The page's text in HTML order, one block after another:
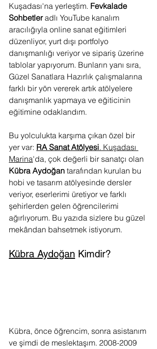
Kuşadası'na yerleştim. Fevkalade
Sohbetler adlı YouTube kanalım
aracılığıyla online sanat eğitimleri
düzenliyor, yurt dışı portfolyo
danışmanlığı veriyor ve sipariş üzerine
tablolar yapıyorum. Bunların yanı sıra,
Güzel Sanatlara Hazırlık çalışmalarına
farklı bir yön vererek artık atölyelere
danışmanlık yapmaya ve eğiticinin
eğitimine odaklandım.
Bu yolculukta karşıma çıkan özel bir
yer var: RA Sanat Atölyesi. Kuşadası
Marina'da, çok değerli bir sanatçı olan
Kübra Aydoğan tarafından kurulan bu
hobi ve tasarım atölyesinde dersler
veriyor, eserlerimi üretiyor ve farklı
şehirlerden gelen öğrencilerimi
ağırlıyorum. Bu yazıda sizlere bu güzel
mekândan bahsetmek istiyorum.
Kübra Aydoğan Kimdir?
Kübra, önce öğrencim, sonra asistanım
ve şimdi de meslektaşım. 2008-2009